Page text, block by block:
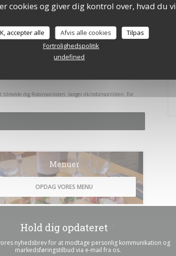
cookies og giver dig kontrol over, hvad du
accepter alle Afvis alle cookies
Tilpas
Fortrolighedspolitik
undefined
tilmelde dig Robinsonlisten: borger.dk/robinsonlisten. For
Menuer
OPDAG VORES MENU
Hold dig opdateret
nyhedsbrev for at modtage personlig kommunikation og
markedsføringstilbud via e-mail fra os.